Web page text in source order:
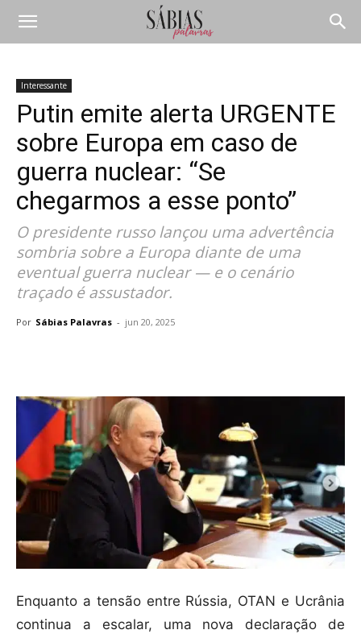
Interessante
Putin emite alerta URGENTE
sobre Europa em caso de
guerra nuclear: “Se
chegarmos a esse ponto”
O presidente russo lançou uma advertência
sombria sobre a Europa diante de uma
eventual guerra nuclear — e o cenário
traçado é assustador.
Por Sábias Palavras - jun 20, 2025
Enquanto a tensão entre Rússia, OTAN e Ucrânia
continua a escalar, uma nova declaração de